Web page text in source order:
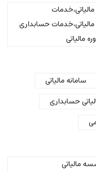
حسابداری
مالیاتی
سامانه مالیاتی
حسابداری
مالیاتی